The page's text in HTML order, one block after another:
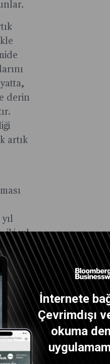
İnternete
Çevrimdışı
okuma
derin
artık
iki yıl
kendi